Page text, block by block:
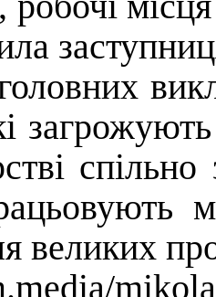
великих